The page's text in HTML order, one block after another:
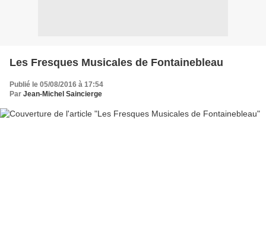
Les Fresques Musicales de Fontainebleau
Publié le 05/08/2016 à 17:54
Par Jean-Michel Saincierge